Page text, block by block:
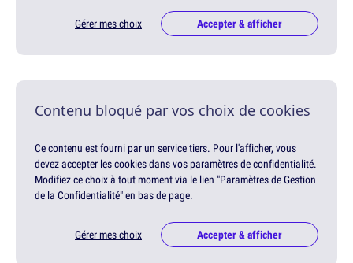
Gérer mes choix Accepter & afficher
Contenu bloqué par vos choix de cookies
Ce contenu est fourni par un service tiers. Pour l'afficher, vous
devez accepter les cookies dans vos paramètres de confidentialité.
Modifiez ce choix à tout moment via le lien "Paramètres de Gestion
de la Confidentialité" en bas de page.
Gérer mes choix Accepter & afficher